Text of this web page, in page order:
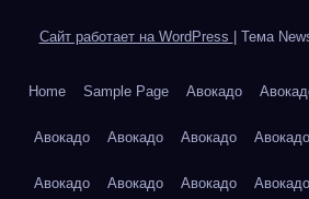
Сайт работает на WordPress Тема
Home Sample Page Авокадо
Авокадо Авокадо Авокадо Авокадо
Авокадо Авокадо Авокадо Авокадо